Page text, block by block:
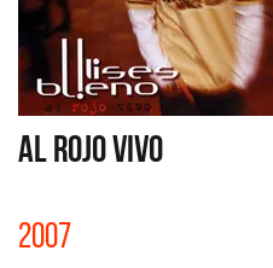
AL ROJO VIVO
2007